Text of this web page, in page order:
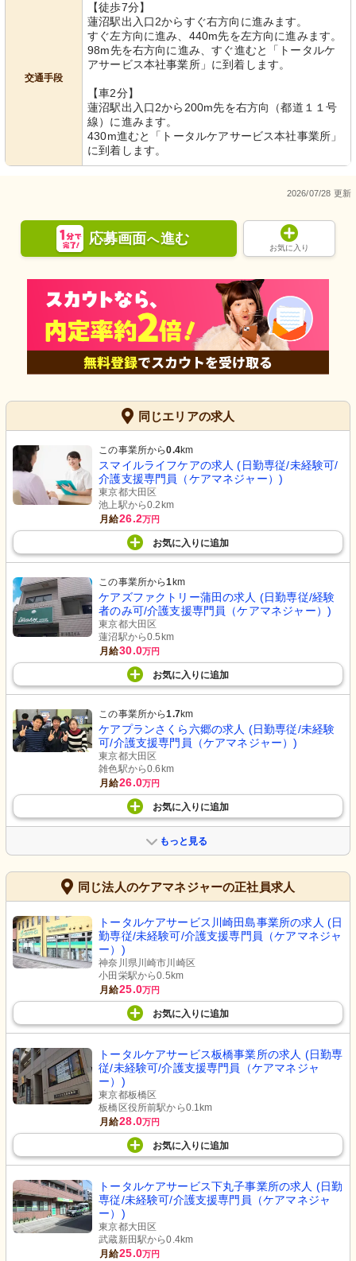
交通手段
【徒歩7分】
蓮沼駅出入口2からすぐ右方向に進みます。
すぐ左方向に進み、440m先を左方向に進みます。
98m先を右方向に進み、すぐ進むと「トータルケ
アサービス本社事業所」に到着します。
【車2分】
蓮沼駅出入口2から200m先を右方向（都道１１号
線）に進みます。
430m進むと「トータルケアサービス本社事業所」
に到着します。
2026/07/28 更新
応募画面へ進む
お気に入り
同じエリアの求人
この事業所から0.4km
スマイルライフケアの求人 (日勤専従/未経験可/
介護支援専門員（ケアマネジャー）)
東京都大田区
池上駅から0.2km
月給26.2万円
お気に入り に追加
この事業所から1 km
ケアズファクトリー蒲田の求人 (日勤専従/経験
者のみ可/介護支援専門員（ケアマネジャー）)
東京都大田区
蓮沼駅から0.5km
月給30.0万円
お気に入り に追加
この事業所から1.7km
ケアプランさくら六郷の求人 (日勤専従/未経験
可/介護支援専門員（ケアマネジャー）)
東京都大田区
雑色駅から0.6km
月給26.0万円
お気に入り に追加
もっと見る
同じ法人のケアマネジャーの正社員求人
トータルケアサービス川崎田島事業所の求人 (日
勤専従/未経験可/介護支援専門員（ケアマネジャ
ー）)
神奈川県川崎市川崎区
小田栄駅から0.5km
月給25.0万円
お気に入り に追加
トータルケアサービス板橋事業所の求人 (日勤専
従/未経験可/介護支援専門員（ケアマネジャ
ー）)
東京都板橋区
板橋区役所前駅から0.1km
月給28.0万円
お気に入り に追加
トータルケアサービス下丸子事業所の求人 (日勤
専従/未経験可/介護支援専門員（ケアマネジャ
ー）)
東京都大田区
武蔵新田駅から0.4km
月給25.0万円